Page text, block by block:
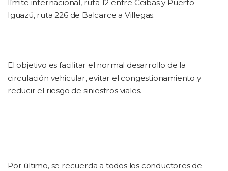
límite internacional, ruta 12 entre Ceibas y Puerto
Iguazú, ruta 226 de Balcarce a Villegas.
El objetivo es facilitar el normal desarrollo de la
circulación vehicular, evitar el congestionamiento y
reducir el riesgo de siniestros viales.
Por último, se recuerda a todos los conductores de